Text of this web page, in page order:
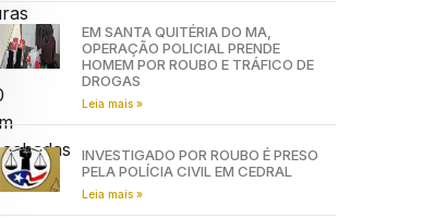
EM SANTA QUITÉRIA DO MA,
OPERAÇÃO POLICIAL PRENDE
HOMEM POR ROUBO E TRÁFICO DE
DROGAS
Leia mais »
INVESTIGADO POR ROUBO É PRESO
PELA POLÍCIA CIVIL EM CEDRAL
Leia mais »